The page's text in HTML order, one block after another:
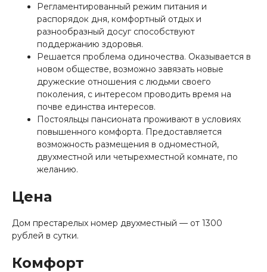
Регламентированный режим питания и
распорядок дня, комфортный отдых и
разнообразный досуг способствуют
поддержанию здоровья.
Решается проблема одиночества. Оказывается в
новом обществе, возможно завязать новые
дружеские отношения с людьми своего
поколения, с интересом проводить время на
почве единства интересов.
Постояльцы пансионата проживают в условиях
повышенного комфорта. Предоставляется
возможность размещения в одноместной,
двухместной или четырехместной комнате, по
желанию.
Цена
Дом престарелых номер двухместный — от 1300
рублей в сутки.
Комфорт